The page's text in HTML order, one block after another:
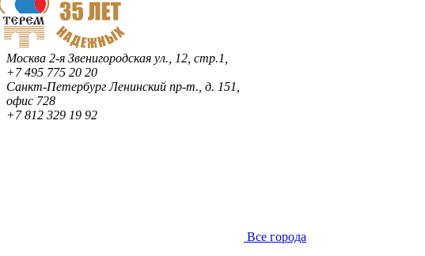
Москва 2-я Звенигородская ул., 12, стр.1,
+7 495 775 20 20
Санкт-ПетербургЛенинский пр-т., д. 151,
офис 728
+7 812 329 19 92
Все города